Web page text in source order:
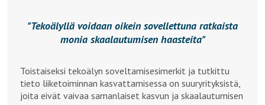
Tekoälyllä voidaan oikein sovellettuna ratkaista
monia skaalautumisen haasteita
Toistaiseksi tekoälyn soveltamisesimerkit ja tutkittu
tieto liiketoiminnan kasvattamisessa on suuryrityksistä,
joita eivät vaivaa samanlaiset kasvun ja skaalautumisen